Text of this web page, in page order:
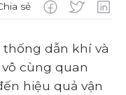
sẻ
thống dẫn khí và
cùng quan
hiệu quả vận